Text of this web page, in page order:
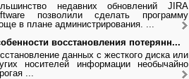
недавних обновлений JIRA
позволили сделать программу
в плане администрирования. ...
восстановления потерянн...
данных с жесткого диска или
носителей информации необычайно
...